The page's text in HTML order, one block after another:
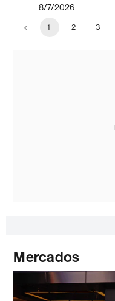
8/7/2026
1 2 3
Mercados